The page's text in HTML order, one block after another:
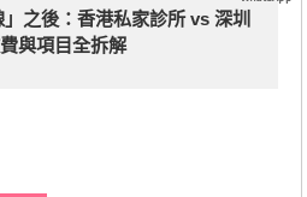
之後：香港私家診所 vs 深圳
與項目全拆解